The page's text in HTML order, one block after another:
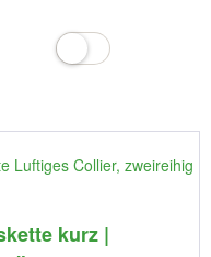
Luftiges Collier, zweireihig
kurz |